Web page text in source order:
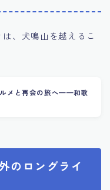
、犬鳴山を越えるこ
メと再会の旅へ——和歌
のロングライ